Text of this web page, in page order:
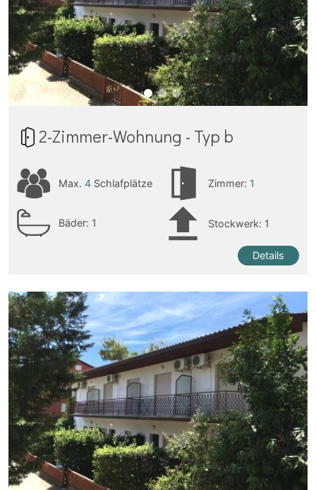
2-Zimmer-Wohnung - Typ b
Max. 4Schlafplätze Zimmer: 1
Bäder: 1 Stockwerk: 1
Details